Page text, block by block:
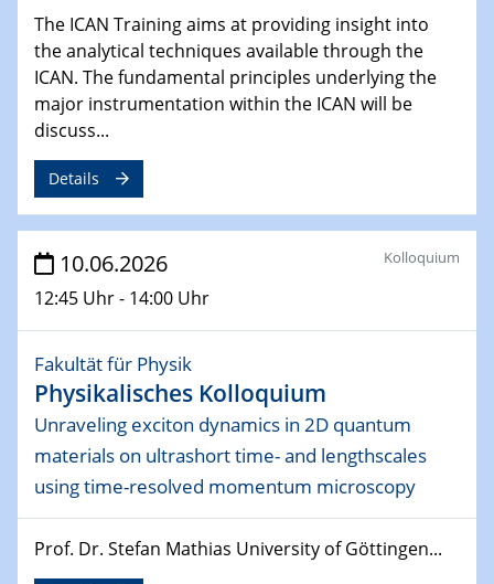
27.06.2026
UDE4future Ringvorlesung
Klima und Nachhaltigkeit zwischen Wunsch, Erkenntnis
und Wirklichkeit - 6 Jahre UDE4future Ringvorlesung
The ICAN Training aims at providing insight into
the analytical techniques available through the
ICAN. The fundamental principles underlying the
major instrumentation within the ICAN will be
discuss...
Details
10.06.2026
12:45 Uhr - 14:00 Uhr
Kolloquium
Fakultät für Physik
Physikalisches Kolloquium
Unraveling exciton dynamics in 2D quantum
materials on ultrashort time- and lengthscales
using time-resolved momentum microscopy
Prof. Dr. Stefan Mathias University of Göttingen...